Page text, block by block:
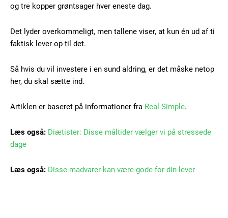
Free limited access
Gratis
Etiam est nibh, lobortis sit
Nullam eu erat condimentum
Donec quis est ac felis
og tre kopper grøntsager hver eneste dag.
Det lyder overkommeligt, men tallene viser, at kun én ud af ti
faktisk lever op til det.
Så hvis du vil investere i en sund aldring, er det måske netop
her, du skal sætte ind.
Artiklen er baseret på informationer fra Real Simple.
Læs også: Diætister: Disse måltider vælger vi på stressede
dage
Læs også: Disse madvarer kan være gode for din lever